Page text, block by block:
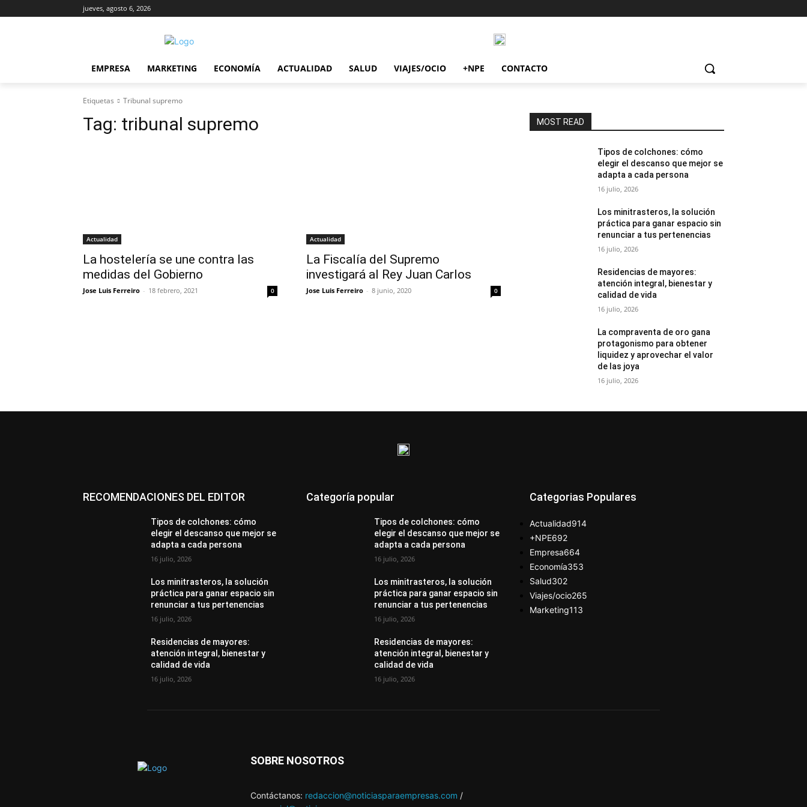
jueves, agosto 6, 2026
EMPRESA MARKETING ECONOMÍA ACTUALIDAD SALUD VIAJES/OCIO +NPE CONTACTO
Etiquetas Tribunal supremo
Tag: tribunal supremo
Actualidad
La hostelería se une contra las
medidas del Gobierno
Jose Luis Ferreiro - 18 febrero, 2021 0
Actualidad
La Fiscalía del Supremo
investigará al Rey Juan Carlos
Jose Luis Ferreiro - 8 junio, 2020 0
MOST READ
Tipos de colchones: cómo
elegir el descanso que mejor se
adapta a cada persona
16 julio, 2026
Los minitrasteros, la solución
práctica para ganar espacio sin
renunciar a tus pertenencias
16 julio, 2026
Residencias de mayores:
atención integral, bienestar y
calidad de vida
16 julio, 2026
La compraventa de oro gana
protagonismo para obtener
liquidez y aprovechar el valor
de las joya
16 julio, 2026
RECOMENDACIONES DEL EDITOR
Tipos de colchones: cómo
elegir el descanso que mejor se
adapta a cada persona
16 julio, 2026
Los minitrasteros, la solución
práctica para ganar espacio sin
renunciar a tus pertenencias
16 julio, 2026
Residencias de mayores:
atención integral, bienestar y
calidad de vida
16 julio, 2026
Categoría popular
Tipos de colchones: cómo
elegir el descanso que mejor se
adapta a cada persona
16 julio, 2026
Los minitrasteros, la solución
práctica para ganar espacio sin
renunciar a tus pertenencias
16 julio, 2026
Residencias de mayores:
atención integral, bienestar y
calidad de vida
16 julio, 2026
Categorias Populares
Actualidad914
+NPE692
Empresa664
Economía353
Salud302
Viajes/ocio265
Marketing113
SOBRE NOSOTROS
Contáctanos: redaccion@noticiasparaempresas.com /